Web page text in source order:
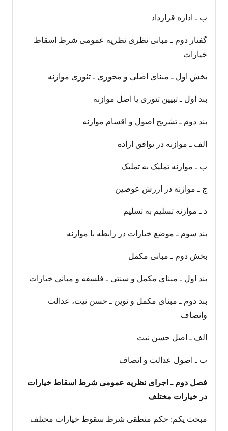
ب ـ اداره قرارداد
گفتار دوم ـ مبانی نظری نظریه عمومی شرط اسقاط
خیارات
بخش اول ـ مبنای اصلی و محوری ـ تئوری موازنه
بند اول ـ تبیین تئوری یا اصل موازنه
بند دوم ـ تشریح اصول و اقسام موازنه
الف ـ موازنه در توافق اراده
ب ـ موازنه تملیک به تملیک
ج ـ موازنه در ارزش عوضین
د ـ موازنه تسلیم به تسلیم
بند سوم ـ موضع خیارات در رابطه با موازنه
بخش دوم ـ مبانی مکمل
بند اول ـ مبنای مکمل و سنتی ـ فلسفه و مبانی خیارات
بند دوم ـ مبنای مکمل و نوین ـ حسن نیت، عدالت
وانصاف
الف ـ اصل حسن نیت
ب ـ اصول عدالت و انصاف
فصل دوم ـ اجرای نظریه عمومی شرط اسقاط خیارات
در خیارات مختلف
مبحث یکم: حکم منطقی شرط سقوط خیارات مختلف